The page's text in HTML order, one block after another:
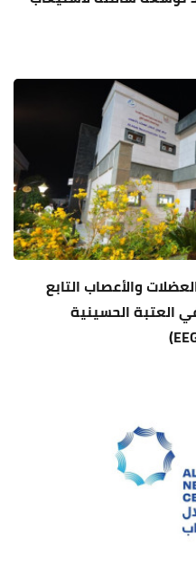
والأعصاب التابع
العتبة الحسينية